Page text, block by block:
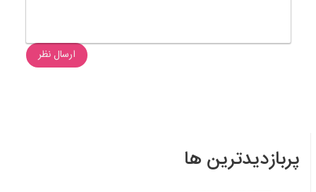
ارسال نظر
پربازدیدترین ها